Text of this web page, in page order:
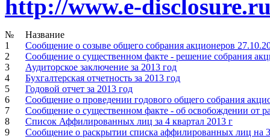
http://www.e-
№
Название
1
Сообщение о созыве общего собрания акционеров
2
Сообщение о существенном факте - решение собрания
3
Аудиторское заключение за 2013 год
4
Бухгалтерская отчетность за 2013 год
5
Годовой отчет за 2013 год
6
Сообщение о проведении годового общего собрания
7
Сообщение о существенном факте - об освобождении от
8
Список Аффилированных лиц за 4 квартал 2013 г
9
Сообщение о раскрытии списка аффилированных лиц на